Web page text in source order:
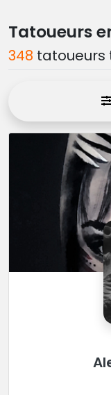
Tatoueurs
348 tatoueurs